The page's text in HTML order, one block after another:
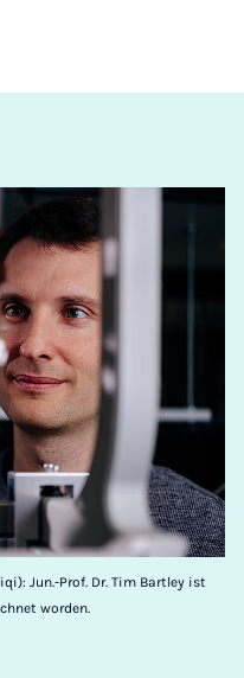
Jun.-Prof. Dr. Tim Bartley ist
worden.